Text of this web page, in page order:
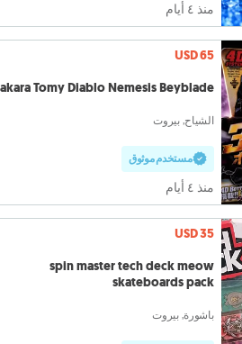
منذ ٤ أيام
USD 65
Tomy Diablo Nemesis Beyblade
الشياح, بيروت
مستخدم موثوق
منذ ٤ أيام
USD 35
spin master tech deck meow
skateboards pack
باشورة, بيروت